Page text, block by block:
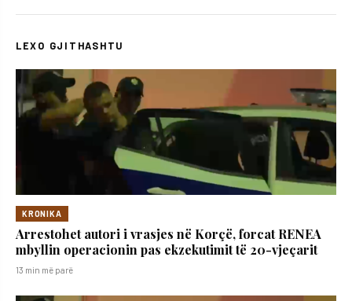
LEXO GJITHASHTU
KRONIKA
Arrestohet autori i vrasjes në Korçë, forcat RENEA
mbyllin operacionin pas ekzekutimit të 20-vjeçarit
13 min më parë